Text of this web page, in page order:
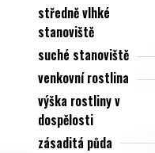
středně vlhké
stanoviště
suché stanoviště
venkovní rostlina
výška rostliny v
dospělosti
zásaditá půda